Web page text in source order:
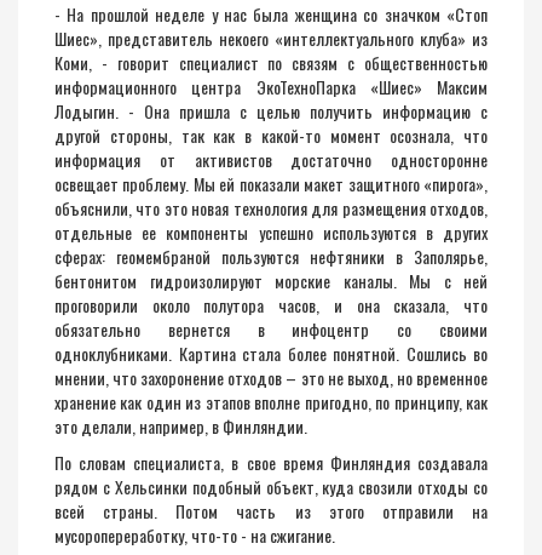
- На прошлой неделе у нас была женщина со значком «Стоп
Шиес», представитель некоего «интеллектуального клуба» из
Коми, - говорит специалист по связям с общественностью
информационного центра ЭкоТехноПарка «Шиес» Максим
Лодыгин. - Она пришла с целью получить информацию с
другой стороны, так как в какой-то момент осознала, что
информация от активистов достаточно односторонне
освещает проблему. Мы ей показали макет защитного «пирога»,
объяснили, что это новая технология для размещения отходов,
отдельные ее компоненты успешно используются в других
сферах: геомембраной пользуются нефтяники в Заполярье,
бентонитом гидроизолируют морские каналы. Мы с ней
проговорили около полутора часов, и она сказала, что
обязательно вернется в инфоцентр со своими
одноклубниками. Картина стала более понятной. Сошлись во
мнении, что захоронение отходов – это не выход, но временное
хранение как один из этапов вполне пригодно, по принципу, как
это делали, например, в Финляндии.
По словам специалиста, в свое время Финляндия создавала
рядом с Хельсинки подобный объект, куда свозили отходы со
всей страны. Потом часть из этого отправили на
мусоропереработку, что-то - на сжигание.